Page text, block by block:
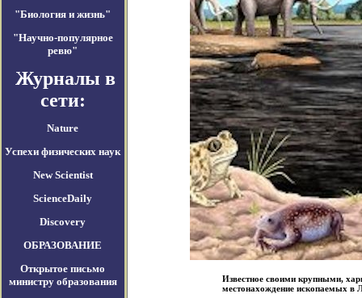
"Биология и жизнь"
"Научно-популярное
ревю"
Журналы в
сети:
Nature
Успехи физических наук
New Scientist
ScienceDaily
Discovery
ОБРАЗОВАНИЕ
Открытое письмо
министру образования
Известное своими крупными,
местонахождение ископаемых в